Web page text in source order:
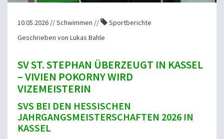
10.05.2026 // Schwimmen //
Sportberichte
Geschrieben von Lukas Bahle
SV ST. STEPHAN ÜBERZEUGT IN KASSEL
– VIVIEN POKORNY WIRD
VIZEMEISTERIN
SVS BEI DEN HESSISCHEN
JAHRGANGSMEISTERSCHAFTEN 2026 IN
KASSEL